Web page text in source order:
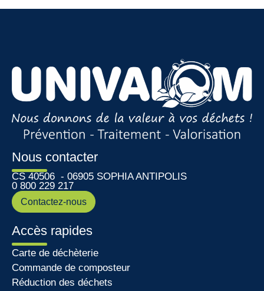
Nous contacter
CS 40506 - 06905 SOPHIA ANTIPOLIS
0 800 229 217
Contactez-nous
Accès rapides
Carte de déchèterie
Commande de composteur
Réduction des déchets